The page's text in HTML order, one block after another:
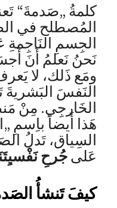
كلمةُ „صَدمةَ“
المُصطلح في
الجِسمِ
نَحنُ نَعلمُ أَنَ
ومَع ذَلك، لا
النَفسَ البَشريةَ
الخَارجِي. مِنْ
هَذا أَيضاً باِسمِ
السِياق، تَدلُ
عَلىجُرحِ
كيفَ تَنشأُ